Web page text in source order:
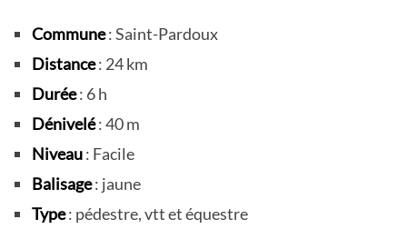
Commune: Saint-Pardoux
Distance: 24 km
Durée: 6 h
Dénivelé: 40 m
Niveau: Facile
Balisage: jaune
Type: pédestre, vtt et équestre